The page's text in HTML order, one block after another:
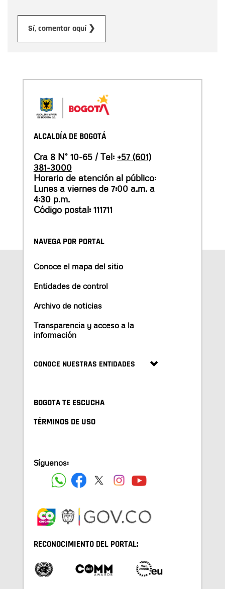
Sí, comentar aquí ❯
ALCALDÍA DE BOGOTÁ
Cra 8 N° 10-65 / Tel: +57 (601)
381-3000
Horario de atención al público:
Lunes a viernes de 7:00 a.m. a
4:30 p.m.
Código postal: 111711
NAVEGA POR PORTAL
Conoce el mapa del sitio
Entidades de control
Archivo de noticias
Transparencia y acceso a la
información
CONOCE NUESTRAS ENTIDADES
BOGOTA TE ESCUCHA
TÉRMINOS DE USO
Síguenos:
RECONOCIMIENTO DEL PORTAL: